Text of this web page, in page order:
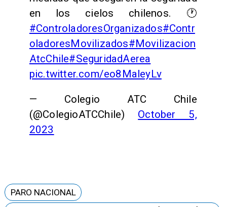
en los cielos chilenos. 🕐
#ControladoresOrganizados#Contr
oladoresMovilizados#Movilizacion
AtcChile#SeguridadAerea
pic.twitter.com/eo8MaleyLv
— Colegio ATC Chile
(@ColegioATCChile) October 5,
2023
PARO NACIONAL